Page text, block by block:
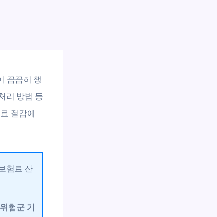
꼼꼼히 챙
리 방법 등
절감에
험료 산
험군 기